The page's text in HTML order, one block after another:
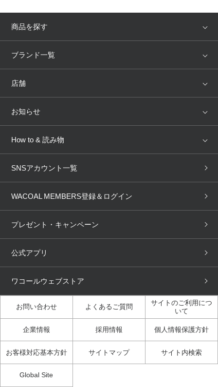
商品を探す
アイテム
トピックス
ブランド一覧
WACOAL
AMPHI une nana cool
OUR WACOAL
WACOAL Remamma Mens Innerwear
Licensed Brands
店舗
店舗を探す
ブラ無料診断
3Dボディスキャン
お知らせ
新着情報
商品回収
ニュース＆トピックス
How to & 読み物
下着の基礎知識
ブラパン ワコールスタイル
大人の工場見学inベトナム
人間科学研究開発センター見
学
ガイド（マンガ）
3Dボディスキャン体験（マ
SNSアカウント一覧
WACOAL MEMBERS登録＆ログイン
プレゼント・キャンペーン
公式アプリ
ワコールウェブストア
お問い合わせ よくあるご質問
サイトのご利用につ
いて
企業情報 採用情報 個人情報保護方針
お客様対応基本方針 サイトマップ サイト内検索
Global Site